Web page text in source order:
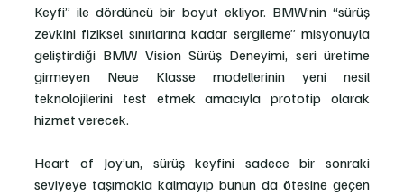
Keyfi” ile dördüncü bir boyut ekliyor. BMW’nin “sürüş
zevkini fiziksel sınırlarına kadar sergileme” misyonuyla
geliştirdiği BMW Vision Sürüş Deneyimi, seri üretime
girmeyen Neue Klasse modellerinin yeni nesil
teknolojilerini test etmek amacıyla prototip olarak
hizmet verecek.
Heart of Joy’un, sürüş keyfini sadece bir sonraki
seviyeye taşımakla kalmayıp bunun da ötesine geçen